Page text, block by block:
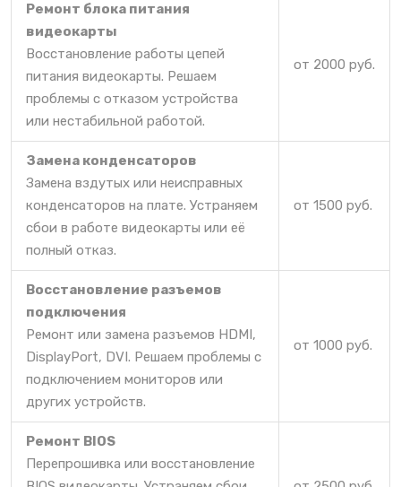
Ремонт блока питания
видеокарты
Восстановление работы цепей
питания видеокарты. Решаем
проблемы с отказом устройства
или нестабильной работой.
от 2000 руб.
Замена конденсаторов
Замена вздутых или неисправных
конденсаторов на плате. Устраняем
сбои в работе видеокарты или её
полный отказ.
от 1500 руб.
Восстановление разъемов
подключения
Ремонт или замена разъемов HDMI,
DisplayPort, DVI. Решаем проблемы с
подключением мониторов или
других устройств.
от 1000 руб.
Ремонт BIOS
Перепрошивка или восстановление